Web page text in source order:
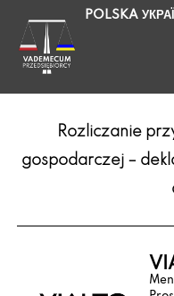
POLSKA
Rozliczanie
gospodarczej –